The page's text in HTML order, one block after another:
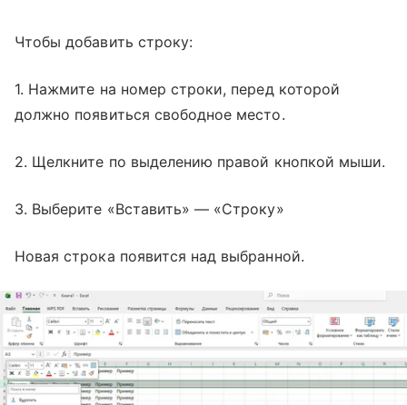
Чтобы добавить строку:
1. Нажмите на номер строки, перед которой
должно появиться свободное место.
2. Щелкните по выделению правой кнопкой мыши.
3. Выберите «Вставить» — «Строку»
Новая строка появится над выбранной.